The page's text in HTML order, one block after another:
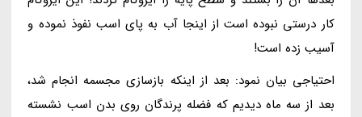
کار درستی نبوده است از اینجا آب به پای اسب نفوذ نموده و
آسیب زده است!
احتیاجی بیان نمود: بعد از اینکه بازسازی مجسمه انجام شد،
بعد از سه ماه دیدیم که فضله پرندگان روی بدن اسب نشسته